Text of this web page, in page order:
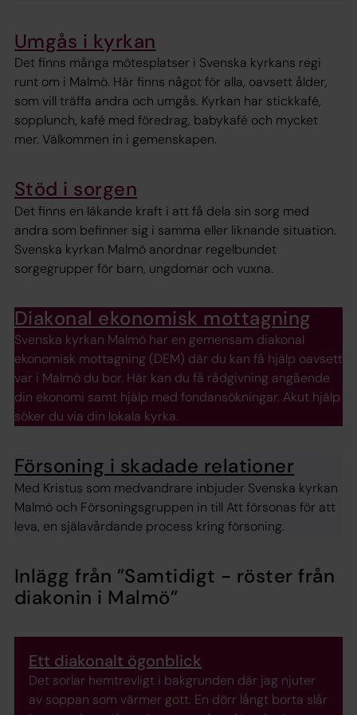
Umgås i kyrkan
Det finns många mötesplatser i Svenska kyrkans regi
runt om i Malmö. Här finns något för alla, oavsett ålder,
som vill träffa andra och umgås. Kyrkan har stickkafé,
sopplunch, kafé med föredrag, babykafé och mycket
mer. Välkommen in i gemenskapen.
Stöd i sorgen
Det finns en läkande kraft i att få dela sin sorg med
andra som befinner sig i samma eller liknande situation.
Svenska kyrkan Malmö anordnar regelbundet
sorgegrupper för barn, ungdomar och vuxna.
Diakonal ekonomisk mottagning
Svenska kyrkan Malmö har en gemensam diakonal
ekonomisk mottagning (DEM) där du kan få hjälp oavsett
var i Malmö du bor. Här kan du få rådgivning angående
din ekonomi samt hjälp med fondansökningar. Akut hjälp
söker du via din lokala kyrka.
Försoning i skadade relationer
Med Kristus som medvandrare inbjuder Svenska kyrkan
Malmö och Försoningsgruppen in till Att försonas för att
leva, en själavårdande process kring försoning.
Inlägg från ”Samtidigt - röster från
diakonin i Malmö”
Ett diakonalt ögonblick
Det sorlar hemtrevligt i bakgrunden där jag njuter
av soppan som värmer gott. En dörr långt borta slår